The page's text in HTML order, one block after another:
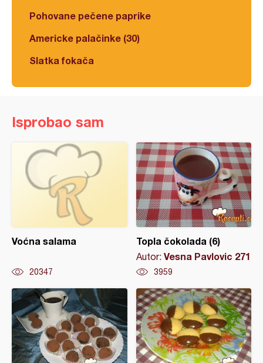
Pohovane pečene paprike
Americke palačinke (30)
Slatka fokača
Isprobao sam
Voćna salama
20347
Topla čokolada (6)
Autor: Vesna Pavlovic 271
3959